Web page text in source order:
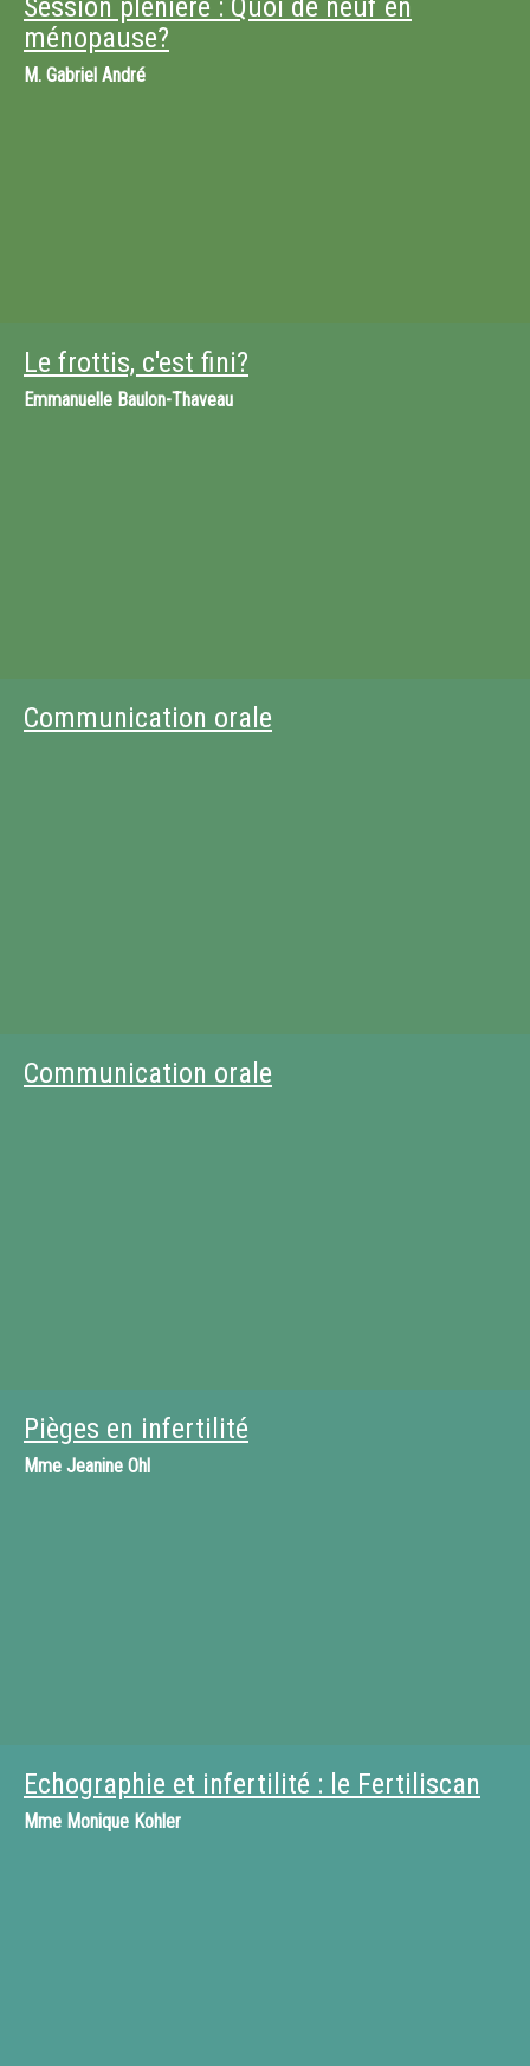
Session plénière : Quoi de neuf en
ménopause?
M. Gabriel André
Le frottis, c'est fini?
Emmanuelle Baulon-Thaveau
Communication orale
Communication orale
Pièges en infertilité
Mme Jeanine Ohl
Echographie et infertilité : le Fertiliscan
Mme Monique Kohler